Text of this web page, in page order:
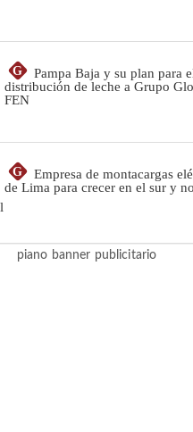
G
Pampa Baja y su plan para
distribución de leche a Grupo
FEN
G
Empresa de montacargas
de Lima para crecer en el sur y